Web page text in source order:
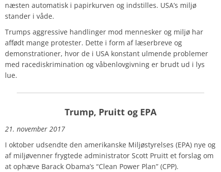
næsten automatisk i papirkurven og indstilles. USA’s miljø
stander i våde.
Trumps aggressive handlinger mod mennesker og miljø har
affødt mange protester. Dette i form af læserbreve og
demonstrationer, hvor de i USA konstant ulmende problemer
med racediskrimination og våbenlovgivning er brudt ud i lys
lue.
Trump, Pruitt og EPA
21. november 2017
I oktober udsendte den amerikanske Miljøstyrelses (EPA) nye og
af miljøvenner frygtede administrator Scott Pruitt et forslag om
at ophæve Barack Obama’s “Clean Power Plan” (CPP).